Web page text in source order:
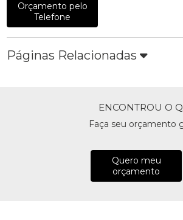
Orçamento pelo
Telefone
Páginas Relacionadas
ENCONTROU O
Faça seu orçamento
Quero meu
orçamento